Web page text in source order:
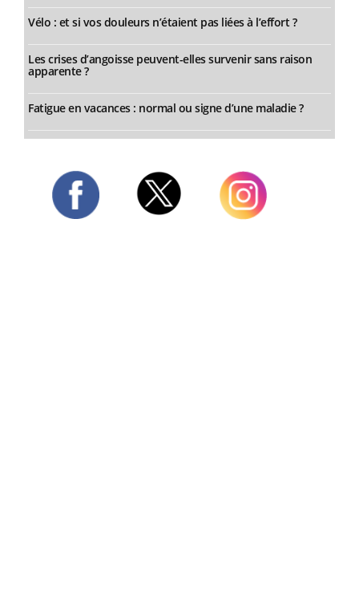
Vélo : et si vos douleurs n’étaient pas liées à l’effort ?
Les crises d’angoisse peuvent-elles survenir sans raison
apparente ?
Fatigue en vacances : normal ou signe d’une maladie ?